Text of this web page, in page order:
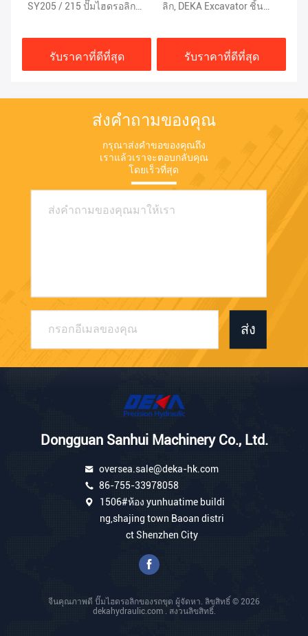
SY205 / 215 ปั๊มไฮดรอลิก
รับราคาที่ดีที่สุด
ลิก, DEKA Excavator ชิ้น
9N1H
รับราคาที่ดีที่สุด
ส่งคำถามของคุณ
กรุณาส่งคำขอของคุณถึง
เราแล้วเราจะตอบกลับคุณ
โดยเร็วที่สุด
ส่ง
Dongguan Sanhui Machinery Co., Ltd.
oversea.sale@deka-hk.com
86-755-33978058
1506#ห้อง yunhuatime buildi
ng,shajing town Baoan distri
ct Shenzhen City
จีนคุณภาพดี ปั๊มไฮดรอลิกของรถขุด ผู้จัดหา. ลิขสิทธิ์ © 2026
dekahydraulic.com . สงวนลิขสิทธิ์.